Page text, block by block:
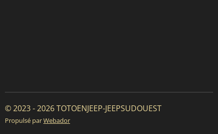
© 2023 - 2026 TOTOENJEEP-JEEPSUDOUEST
Propulsé parWebador